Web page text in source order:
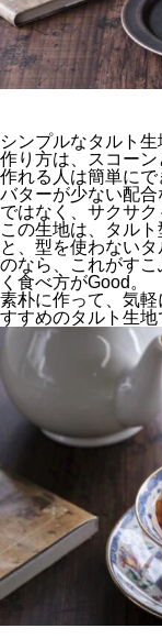
シンプルなタルト生
作り方は、スコー
作れる人は簡単にで
バターが少ない配
ではなく、サクサク
この生地は、タル
と、型を使わない
のなら、これがす
く食べ方がGood。
素朴に作って、気
すすめのタルト生地